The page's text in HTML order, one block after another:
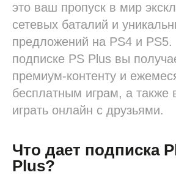
это ваш пропуск в мир
сетевых баталий и
предложений на PS4 и PS5.
подписке PS Plus вы
премиум-контенту и
бесплатным играм, а также
играть онлайн с друзьями.
Что дает подписка
Plus?